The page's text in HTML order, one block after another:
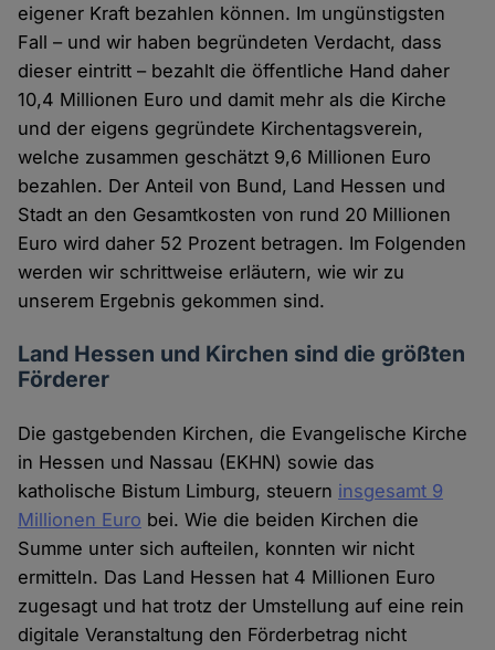
eigener Kraft bezahlen können. Im ungünstigsten
Fall – und wir haben begründeten Verdacht, dass
dieser eintritt – bezahlt die öffentliche Hand daher
10,4 Millionen Euro und damit mehr als die Kirche
und der eigens gegründete Kirchentagsverein,
welche zusammen geschätzt 9,6 Millionen Euro
bezahlen. Der Anteil von Bund, Land Hessen und
Stadt an den Gesamtkosten von rund 20 Millionen
Euro wird daher 52 Prozent betragen. Im Folgenden
werden wir schrittweise erläutern, wie wir zu
unserem Ergebnis gekommen sind.
Land Hessen und Kirchen sind die größten
Förderer
Die gastgebenden Kirchen, die Evangelische Kirche
in Hessen und Nassau (EKHN) sowie das
katholische Bistum Limburg, steuern insgesamt 9
Millionen Euro bei. Wie die beiden Kirchen die
Summe unter sich aufteilen, konnten wir nicht
ermitteln. Das Land Hessen hat 4 Millionen Euro
zugesagt und hat trotz der Umstellung auf eine rein
digitale Veranstaltung den Förderbetrag nicht